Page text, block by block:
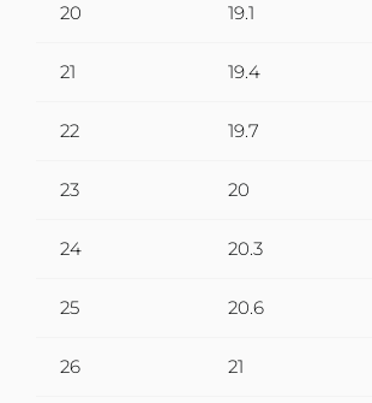
20 19.1
21 19.4
22 19.7
23 20
24 20.3
25 20.6
26 21